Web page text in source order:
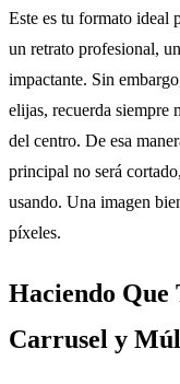
Este es tu formato ideal
un retrato profesional,
impactante. Sin
elijas, recuerda siempre
del centro. De esa
principal no será
usando. Una imagen
píxeles.
Haciendo Que
Carrusel y